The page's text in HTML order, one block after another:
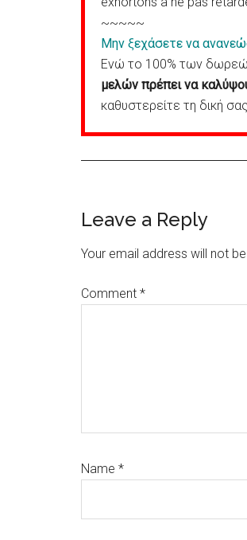
~~~~~
Μην ξεχάσετε να
Ενώ το 100% των
μελών πρέπει να
καθυστερείτε τη δική
Reader
Interactions
Leave a Reply
Your email address will not
Comment *
Name *